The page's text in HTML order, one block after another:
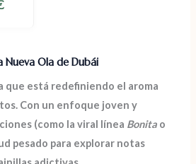
Nueva Ola de Dubái
que está redefiniendo el aroma
Con un enfoque joven y
(como la viral línea Bonita o
pesado para explorar notas